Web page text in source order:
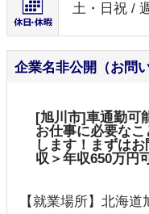
土・日祝 /
企業名非公開（お問
[旭川市]車通勤可
お仕事に必要な
します！まずは
収＞年収650万円
【就業場所】北海道